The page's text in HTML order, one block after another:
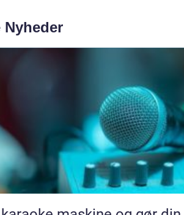
Nyheder